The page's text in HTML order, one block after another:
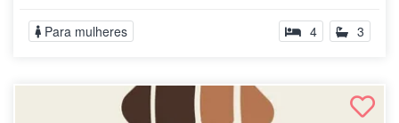
Para mulheres 4 3